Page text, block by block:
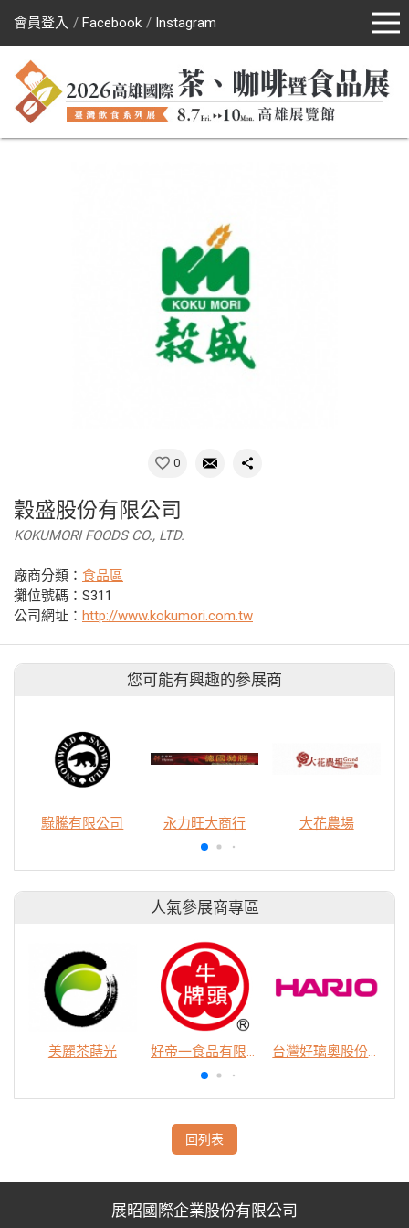
會員登入 Facebook Instagram
0
穀盛股份有限公司
KOKUMORI FOODS CO., LTD.
廠商分類： 食品區
攤位號碼：S311
公司網址： http://www.kokumori.com.tw
您可能有興趣的參展商
騄騰有限公司 永力旺大商行 大花農場
人氣參展商專區
美麗茶蒔光 好帝一食品有限公司 台灣好璃奧股份有限公司
回列表
展昭國際企業股份有限公司